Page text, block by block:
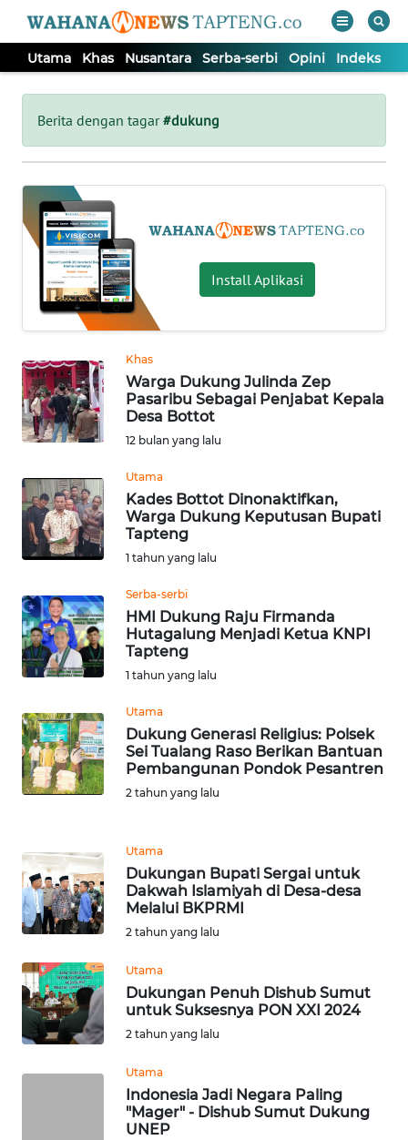
Utama Khas Nusantara Serba-serbi Opini Indeks
Berita dengan tagar#dukung
Install Aplikasi
Khas
Warga Dukung Julinda Zep
Pasaribu Sebagai Penjabat Kepala
Desa Bottot
12 bulan yang lalu
Utama
Kades Bottot Dinonaktifkan,
Warga Dukung Keputusan Bupati
Tapteng
1 tahun yang lalu
Serba-serbi
HMI Dukung Raju Firmanda
Hutagalung Menjadi Ketua KNPI
Tapteng
1 tahun yang lalu
Utama
Dukung Generasi Religius: Polsek
Sei Tualang Raso Berikan Bantuan
Pembangunan Pondok Pesantren
2 tahun yang lalu
Utama
Dukungan Bupati Sergai untuk
Dakwah Islamiyah di Desa-desa
Melalui BKPRMI
2 tahun yang lalu
Utama
Dukungan Penuh Dishub Sumut
untuk Suksesnya PON XXI 2024
2 tahun yang lalu
Utama
Indonesia Jadi Negara Paling
"Mager" - Dishub Sumut Dukung
UNEP
Tutup
UTAMA
KHAS
NUSANTARA
SERBA-
SERBI
OPINI
Informasi
INDEKS
BERITA
KONTAK
KAMI
INFO
IKLAN
TENTANG
PEDOMAN
MEDIA
SIBER
KARIR
DISCLAIMER
Wahana
News
Regional
SUMUT